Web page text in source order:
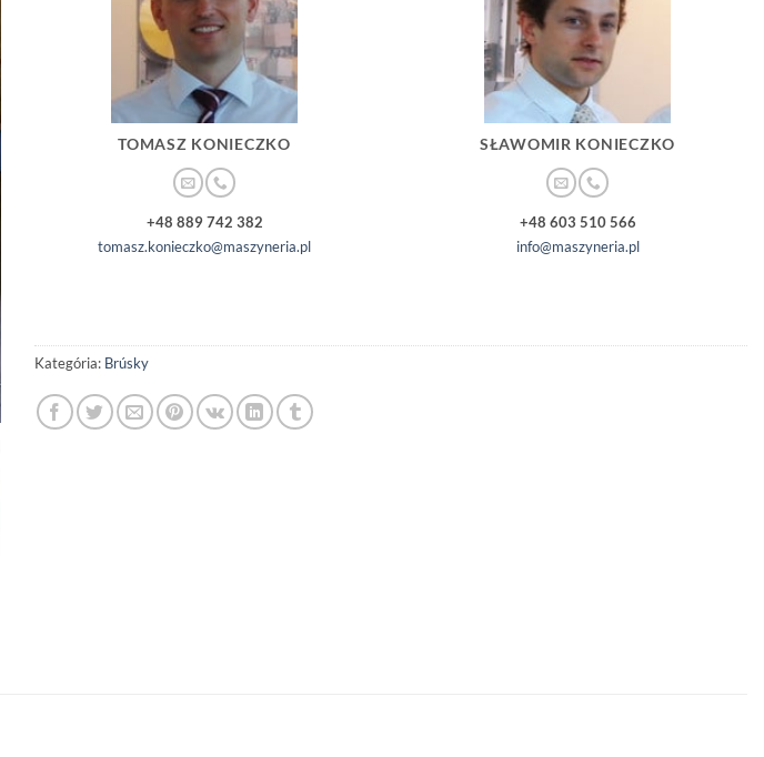
TOMASZ KONIECZKO
+48 889 742 382
tomasz.konieczko@maszyneria.pl
SŁAWOMIR KONIECZKO
+48 603 510 566
info@maszyneria.pl
Kategória: Brúsky